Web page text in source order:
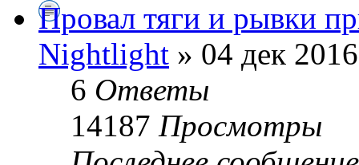
Провал тяги и рывки
Nightlight » 04 дек
6 Ответы
14187 Просмотры